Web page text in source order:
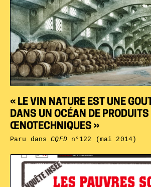
« LE VIN NATURE EST UNE
DANS UN OCÉAN DE PRODUITS
ŒNOTECHNIQUES »
Paru dansCQFDn°122 (mai 2014)